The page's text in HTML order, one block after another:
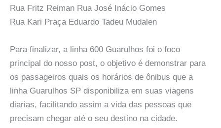
Rua Fritz Reiman Rua José Inácio Gomes
Rua Kari Praça Eduardo Tadeu Mudalen
Para finalizar, a linha 600 Guarulhos foi o foco
principal do nosso post, o objetivo é demonstrar para
os passageiros quais os horários de ônibus que a
linha Guarulhos SP disponibiliza em suas viagens
diarias, facilitando assim a vida das pessoas que
precisam chegar até o seu destino na cidade.